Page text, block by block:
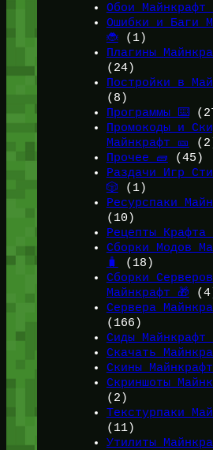
Обои Майнкрафт
Ошибки и Баги
🐞(1)
Плагины
(24)
Постройки в
(8)
Программы ⌨️
Промокоды и
Майнкрафт 🎫
Прочее 🧱 (45)
Раздачи Игр
🎲 (1)
Ресурспаки
(10)
Рецепты Крафта
Сборки Модов
🧳
(18)
Сборки Серверов
Майнкрафт 🎁
Сервера
(166)
Сиды Майнкрафт
Скачать
Скины
Скриншоты
(2)
Текстурпаки
(11)
Утилиты